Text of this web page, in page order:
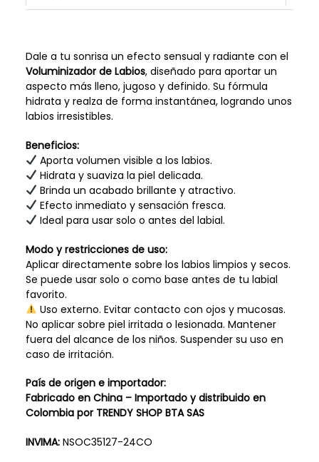
Dale a tu sonrisa un efecto sensual y radiante con el
Voluminizador de Labios, diseñado para aportar un
aspecto más lleno, jugoso y definido. Su fórmula
hidrata y realza de forma instantánea, logrando unos
labios irresistibles.
Beneficios:
Aporta volumen visible a los labios.
Hidrata y suaviza la piel delicada.
Brinda un acabado brillante y atractivo.
Efecto inmediato y sensación fresca.
Ideal para usar solo o antes del labial.
Modo y restricciones de uso:
Aplicar directamente sobre los labios limpios y secos.
Se puede usar solo o como base antes de tu labial
favorito.
Uso externo. Evitar contacto con ojos y mucosas.
No aplicar sobre piel irritada o lesionada. Mantener
fuera del alcance de los niños. Suspender su uso en
caso de irritación.
País de origen e importador:
Fabricado en China – Importado y distribuido en
Colombia por TRENDY SHOP BTA SAS
INVIMA:NSOC35127-24CO